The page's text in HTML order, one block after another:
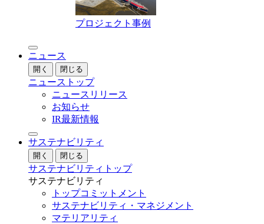
プロジェクト事例
ニュース
開く 閉じる
ニューストップ
ニュースリリース
お知らせ
IR最新情報
サステナビリティ
開く 閉じる
サステナビリティトップ
サステナビリティ
トップコミットメント
サステナビリティ・マネジメント
マテリアリティ